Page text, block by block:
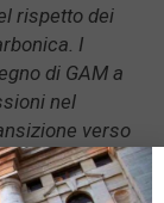
rispetto dei
I
di GAM a
nel
verso